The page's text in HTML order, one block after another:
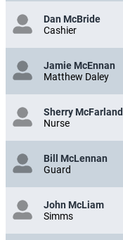
Dan McBride
Cashier
Jamie McEnnan
Matthew Daley
Sherry McFarland
Nurse
Bill McLennan
Guard
John McLiam
Simms